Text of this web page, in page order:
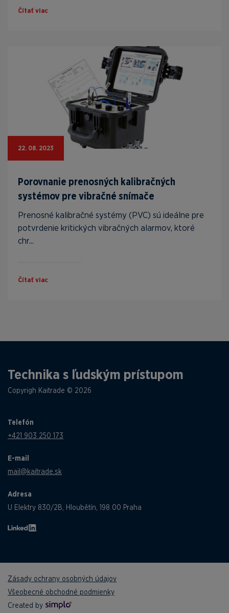
Čítať viac
22. 08. 2023
Porovnanie prenosných kalibračných
systémov pre vibračné snímače
Prenosné kalibračné systémy (PVC) sú ideálne pre
potvrdenie kritických vibračných alarmov, ktoré
chr...
Čítať viac
Technika s ľudským prístupom
Copyrigh Kaitrade © 2026
Telefón
+421 903 250 173
E-mail
mail@kaitrade.sk
Adresa
U Elektry 830/2B, Hloubětín, 198 00 Praha
Zásady ochrany osobných údajov
Všeobecné obchodné podmienky
Created by